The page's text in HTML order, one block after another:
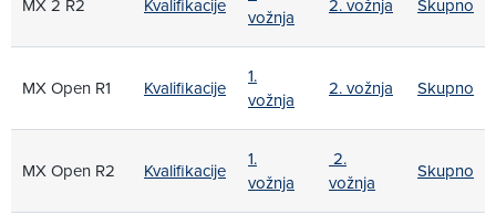
MX 2 R2 Kvalifikacije
vožnja
2. vožnja Skupno
MX Open R1 Kvalifikacije
1.
vožnja
2. vožnja Skupno
MX Open R2 Kvalifikacije
1.
vožnja
2.
vožnja
Skupno